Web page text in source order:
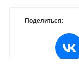
Поделиться: